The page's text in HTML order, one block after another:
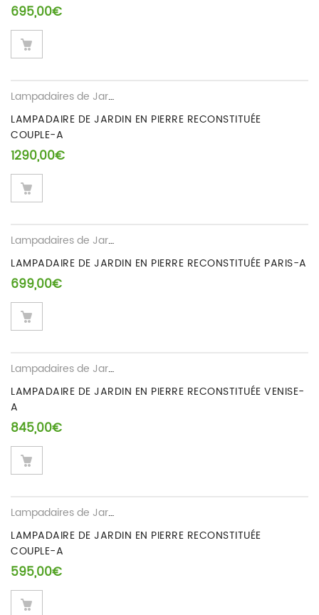
695,00€
Lampadaires de Jardin
LAMPADAIRE DE JARDIN EN PIERRE RECONSTITUÉE
COUPLE-A
1290,00€
Lampadaires de Jardin
LAMPADAIRE DE JARDIN EN PIERRE RECONSTITUÉE PARIS-A
699,00€
Lampadaires de Jardin
LAMPADAIRE DE JARDIN EN PIERRE RECONSTITUÉE VENISE-
A
845,00€
Lampadaires de Jardin
LAMPADAIRE DE JARDIN EN PIERRE RECONSTITUÉE
COUPLE-A
595,00€